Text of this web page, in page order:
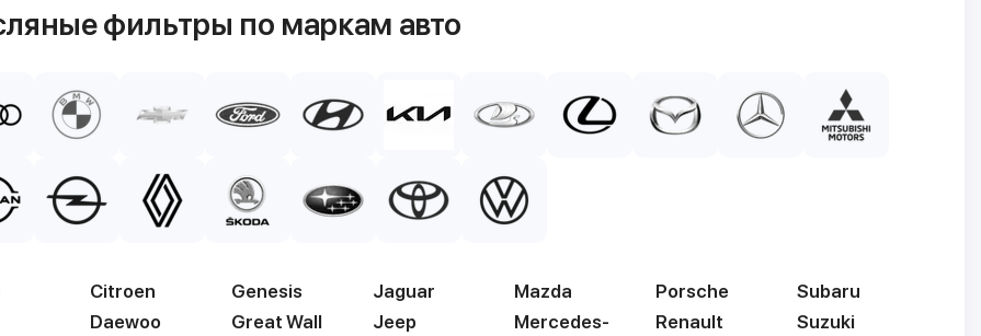
фильтры по маркам авто
Citroen
Daewoo
Genesis
Great Wall
Jaguar
Jeep
Mazda
Mercedes-
Porsche
Renault
Subaru
Suzuki